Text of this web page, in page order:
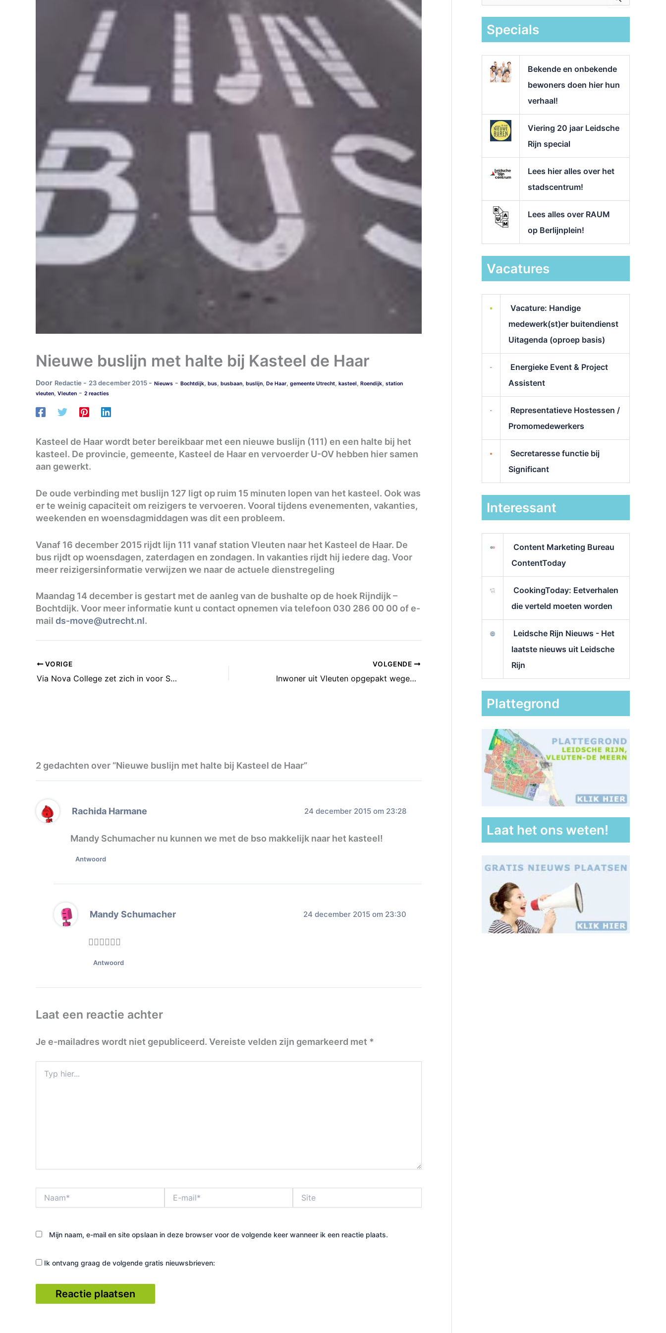
Nieuwe buslijn met halte bij Kasteel de Haar
Door Redactie - 23 december 2015 - Nieuws - Bochtdijk, bus, busbaan, buslijn, De Haar, gemeente Utrecht, kasteel, Roendijk, station
vleuten, Vleuten - 2 reacties
Kasteel de Haar wordt beter bereikbaar met een nieuwe buslijn (111) en een halte bij het
kasteel. De provincie, gemeente, Kasteel de Haar en vervoerder U-OV hebben hier samen
aan gewerkt.
De oude verbinding met buslijn 127 ligt op ruim 15 minuten lopen van het kasteel. Ook was
er te weinig capaciteit om reizigers te vervoeren. Vooral tijdens evenementen, vakanties,
weekenden en woensdagmiddagen was dit een probleem.
Vanaf 16 december 2015 rijdt lijn 111 vanaf station Vleuten naar het Kasteel de Haar. De
bus rijdt op woensdagen, zaterdagen en zondagen. In vakanties rijdt hij iedere dag. Voor
meer reizigersinformatie verwijzen we naar de actuele dienstregeling
Maandag 14 december is gestart met de aanleg van de bushalte op de hoek Rijndijk –
Bochtdijk. Voor meer informatie kunt u contact opnemen via telefoon 030 286 00 00 of e-
mail ds-move@utrecht.nl.
VORIGE
Via Nova College zet zich in voor Serious Request 2015
VOLGENDE
Inwoner uit Vleuten opgepakt wegens woninginbraak
2 gedachten over “Nieuwe buslijn met halte bij Kasteel de Haar”
Rachida Harmane 24 december 2015 om 23:28
Mandy Schumacher nu kunnen we met de bso makkelijk naar het kasteel!
Antwoord
Mandy Schumacher 24 december 2015 om 23:30
👍🏻👍🏻👍🏻
Antwoord
Laat een reactie achter
Je e-mailadres wordt niet gepubliceerd. Vereiste velden zijn gemarkeerd met *
hier...
mail*
Mijn naam, e-mail en site opslaan in deze browser voor de volgende keer wanneer ik een reactie plaats.
Ik ontvang graag de volgende gratis nieuwsbrieven:
k
Specials
Bekende en onbekende
bewoners doen hier hun
verhaal!
Viering 20 jaar Leidsche
Rijn special
Lees hier alles over het
stadscentrum!
Lees alles over RAUM
op Berlijnplein!
Vacatures
Vacature: Handige
medewerk(st)er buitendienst
Uitagenda (oproep basis)
Energieke Event & Project
Assistent
Representatieve Hostessen /
Promomedewerkers
Secretaresse functie bij
Significant
Interessant
Content Marketing Bureau
ContentToday
CookingToday: Eetverhalen
die verteld moeten worden
Leidsche Rijn Nieuws - Het
laatste nieuws uit Leidsche
Rijn
Plattegrond
Laat het ons weten!